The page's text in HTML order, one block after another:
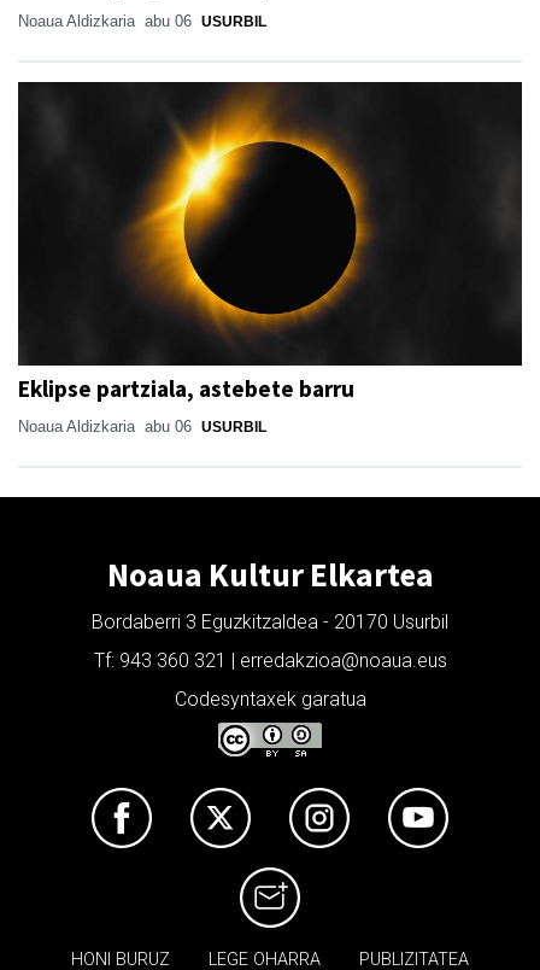
Noaua Aldizkaria abu 06 USURBIL
Eklipse partziala, astebete barru
Noaua Aldizkaria abu 06 USURBIL
Noaua Kultur Elkartea
Bordaberri 3 Eguzkitzaldea - 20170 Usurbil
Tf: 943 360 321 | erredakzioa@noaua.eus
Codesyntaxek garatua
HONI BURUZ LEGE OHARRA PUBLIZITATEA